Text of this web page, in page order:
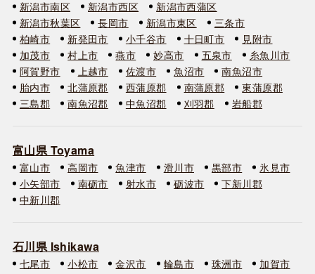
新潟市南区
新潟市西区
新潟市西蒲区
新潟市秋葉区
長岡市 新潟市東区
三条市
柏崎市
新発田市 小千谷市 十日町市
見附市
加茂市
村上市 燕市 妙高市 五泉市
糸魚川市
阿賀野市
上越市 佐渡市 魚沼市
南魚沼市
胎内市
北蒲原郡 西蒲原郡 南蒲原郡
東蒲原郡
三島郡
南魚沼郡 中魚沼郡 刈羽郡 岩船郡
富山県 Toyama
富山市 高岡市 魚津市 滑川市 黒部市
氷見市
小矢部市
南砺市 射水市 砺波市
下新川郡
中新川郡
石川県 Ishikawa
七尾市 小松市 金沢市 輪島市 珠洲市
加賀市